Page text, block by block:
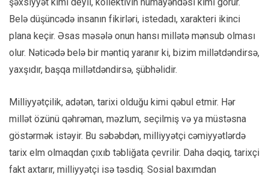
Belə düşüncədə insanın fikirləri, istedadı, xarakteri ikinci
plana keçir. Əsas məsələ onun hansı millətə mənsub olması
olur. Nəticədə belə bir məntiq yaranır ki, bizim millətdəndirsə,
yaxşıdır, başqa millətdəndirsə, şübhəlidir.
Milliyyətçilik, adətən, tarixi olduğu kimi qəbul etmir. Hər
millət özünü qəhrəman, məzlum, seçilmiş və ya müstəsna
göstərmək istəyir. Bu səbəbdən, milliyyətçi cəmiyyətlərdə
tarix elm olmaqdan çıxıb təbliğata çevrilir. Daha dəqiq, tarixçi
fakt axtarır, milliyyətçi isə təsdiq. Sosial baxımdan